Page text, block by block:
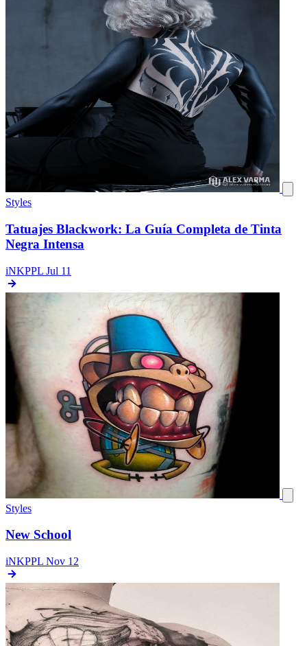
Styles
Tatuajes Blackwork: La Guía Completa de Tinta
Negra Intensa
iNKPPL Jul 11
Styles
New School
iNKPPL Nov 12